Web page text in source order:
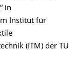
in
Institut für
(ITM) der TU